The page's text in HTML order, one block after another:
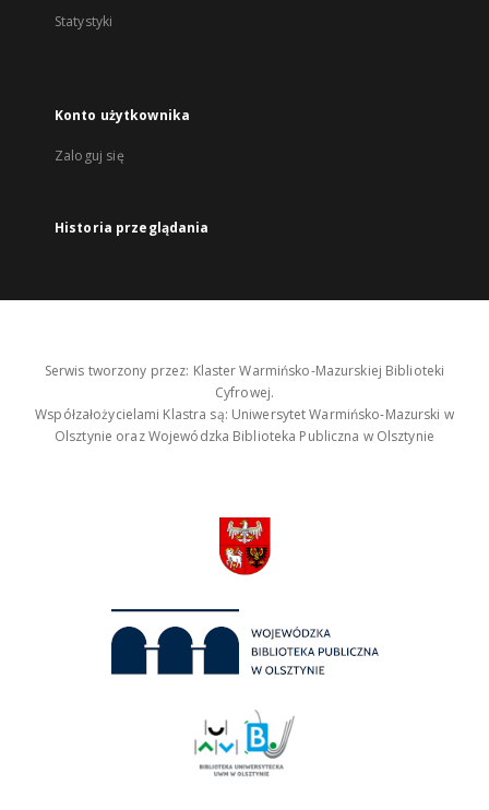
Statystyki
Konto użytkownika
Zaloguj się
Historia przeglądania
Serwis tworzony przez: Klaster Warmińsko-Mazurskiej Biblioteki
Cyfrowej.
Współzałożycielami Klastra są: Uniwersytet Warmińsko-Mazurski w
Olsztynie oraz Wojewódzka Biblioteka Publiczna w Olsztynie